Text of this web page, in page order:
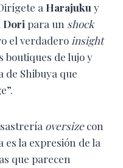
a Harajuku y
Dori para un shock
el verdadero insight
boutiques de lujo y
de Shibuya que
oversizecon
la expresión de la
que parecen